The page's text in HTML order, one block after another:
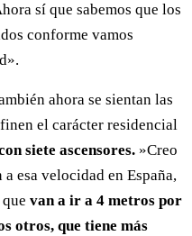
sí que sabemos que los
conforme vamos
ahora se sientan las
el carácter residencial
siete ascensores. »Creo
esa velocidad en España,
van a ir a 4 metros por
otros, que tiene más